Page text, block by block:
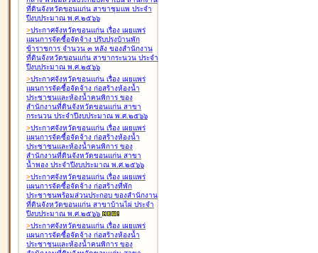
ที่ดินจังหวัดขอนแก่น สาขาชุมแพ ประจำ
ปีงบประมาณ พ.ศ.๒๕๖๖
>ประกาศจังหวัดขอนแก่น เรื่อง เผยแพร่
แผนการจัดซื้อจัดจ้าง ปรับปรุงบ้านพัก
ข้าราชการ จำนวน ๓ หลัง ของสำนักงาน
ที่ดินจังหวัดขอนแก่น สาขากระนวน ประจำ
ปีงบประมาณ พ.ศ.๒๕๖๖
>ประกาศจังหวัดขอนแก่น เรื่อง เผยแพร่
แผนการจัดซื้อจัดจ้าง ก่อสร้างห้องน้ำ
ประชาชนและห้องน้ำคนพิการ ของ
สำนักงานที่ดินจังหวัดขอนแก่น สาขา
กระนวน ประจำปีงบประมาณ พ.ศ.๒๕๖๖
>ประกาศจังหวัดขอนแก่น เรื่อง เผยแพร่
แผนการจัดซื้อจัดจ้าง ก่อสร้างห้องน้ำ
ประชาชนและห้องน้ำคนพิการ ของ
สำนักงานที่ดินจังหวัดขอนแก่น สาขา
น้ำพอง ประจำปีงบประมาณ พ.ศ.๒๕๖๖
>ประกาศจังหวัดขอนแก่น เรื่อง เผยแพร่
แผนการจัดซื้อจัดจ้าง ก่อสร้างที่พัก
ประชาชนพร้อมส่วนประกอบ ของสำนักงาน
ที่ดินจังหวัดขอนแก่น สาขาบ้านไผ่ ประจำ
ปีงบประมาณ พ.ศ.๒๕๖๖
>ประกาศจังหวัดขอนแก่น เรื่อง เผยแพร่
แผนการจัดซื้อจัดจ้าง ก่อสร้างห้องน้ำ
ประชาชนและห้องน้ำคนพิการ ของ